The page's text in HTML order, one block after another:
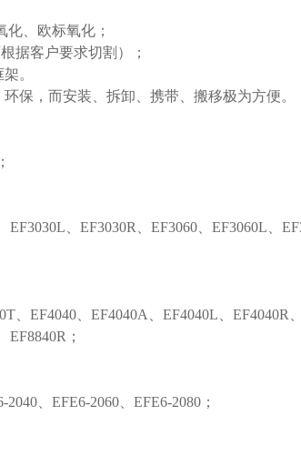
化、欧标氧化；
据客户要求切割）；
。
保，而安装、拆卸、携带、搬移极为方便。
EF3030L、EF3030R、EF3060、EF3060L、
、EF4040、EF4040A、EF4040L、EF4040R
EF8840R；
2040、EFE6-2060、EFE6-2080；